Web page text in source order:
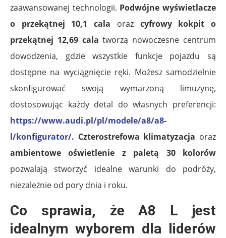
zaawansowanej technologii. Podwójne wyświetlacze
o przekątnej 10,1 cala oraz cyfrowy kokpit o
przekątnej 12,69 cala tworzą nowoczesne centrum
dowodzenia, gdzie wszystkie funkcje pojazdu są
dostępne na wyciągnięcie ręki. Możesz samodzielnie
skonfigurować swoją wymarzoną limuzynę,
dostosowując każdy detal do własnych preferencji:
https://www.audi.pl/pl/modele/a8/a8-
l/konfigurator/. Czterostrefowa klimatyzacja oraz
ambientowe oświetlenie z paletą 30 kolorów
pozwalają stworzyć idealne warunki do podróży,
niezależnie od pory dnia i roku.
Co sprawia, że A8 L jest
idealnym wyborem dla liderów